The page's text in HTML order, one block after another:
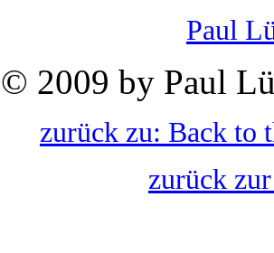
Paul
© 2009 by Paul
zurück zu: Back to
zurück